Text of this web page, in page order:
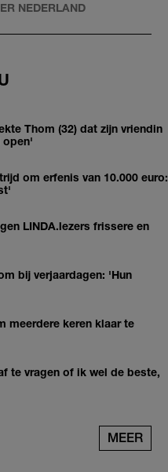
NEDERLAND
Thom (32) dat zijn vriendin
open'
om erfenis van 10.000 euro:
LINDA.lezers frissere en
bij verjaardagen: 'Hun
meerdere keren klaar te
te vragen of ik wel de beste,
MEER